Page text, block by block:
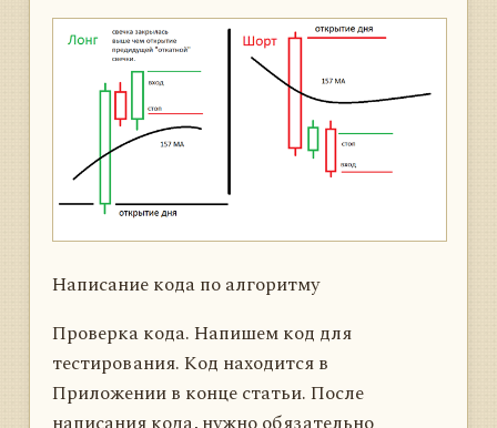
Написание кода по алгоритму
Проверка кода. Напишем код для
тестирования. Код находится в
Приложении в конце статьи. После